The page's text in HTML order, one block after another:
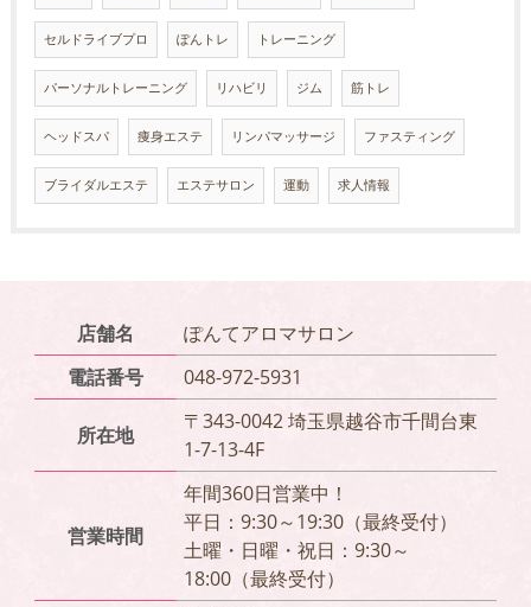
セルドライブプロ ぽんトレ トレーニング
パーソナルトレーニング リハビリ ジム 筋トレ
ヘッドスパ 痩身エステ リンパマッサージ ファスティング
ブライダルエステ エステサロン 運動 求人情報
店舗名
ぽんてアロマサロン
電話番号
048-972-5931
所在地
〒343-0042 埼玉県越谷市千間台東
1-7-13-4F
営業時間
年間360日営業中！
平日：9:30～19:30（最終受付）
土曜・日曜・祝日：9:30～
18:00（最終受付）